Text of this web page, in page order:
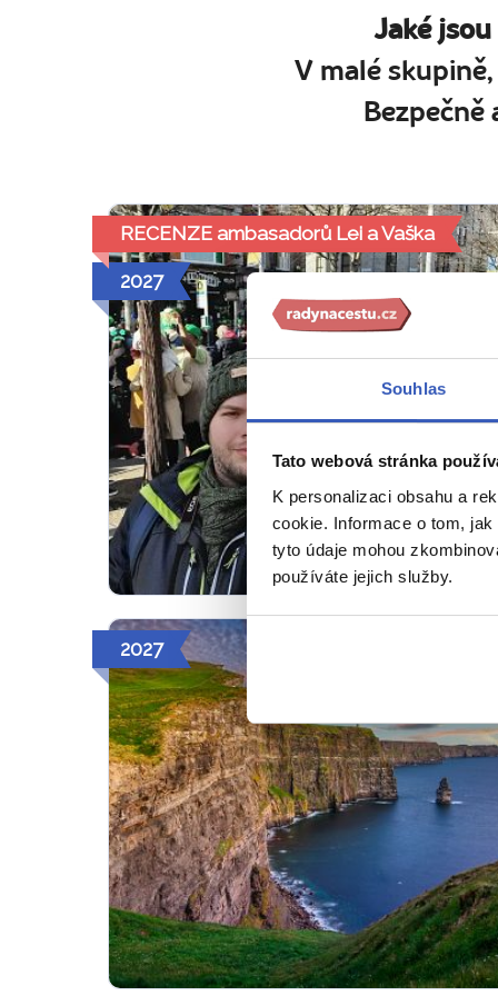
Souhlas
Tato webová stránka
K personalizaci obsahu a
cookie. Informace o tom,
tyto údaje mohou
používáte jejich služby.
Jaké
V malé
RECENZE ambasadorů Lei a Vaška
2027
2027